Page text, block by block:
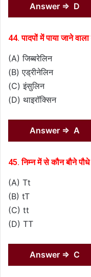
Answer ⇒ D
44. पादपों में पाया जाने
(A) जिब्बरेलिन
(B) एड्रीनेलिन
(C) इंसुलिन
(D) थाइरॉक्सिन
Answer ⇒ A
45. निम्न में से कौन बौने पौधे
(A) Tt
(B) tT
(C) tt
(D) TT
Answer ⇒ C